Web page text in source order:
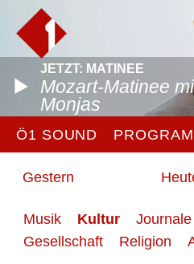
JETZT: MATINEE
Mozart-Matinee
Monjas
Ö1 SOUND
Gestern
Musik Kultur Journale
Gesellschaft
Religion